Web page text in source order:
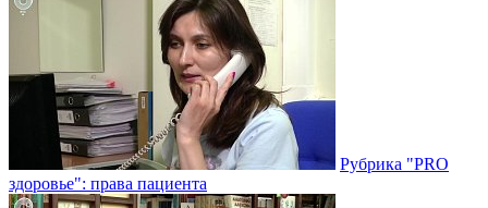
Рубрика "PRO
здоровье": права пациента